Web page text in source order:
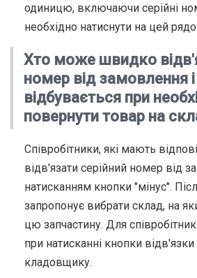
одиницю, включаючи серійні
необхідно натиснути на цей
Хто може швидко
номер від замовлення
відбувається при
повернути товар на
Співробітники, які мають
відв'язати серійний номер від
натисканням кнопки "мінус".
запропонує вибрати склад, на
цю запчастину. Для
при натисканні кнопки
кладовщику.